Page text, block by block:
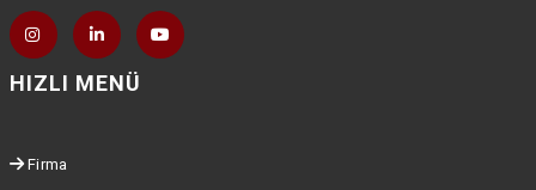
HIZLI MENÜ
Firma